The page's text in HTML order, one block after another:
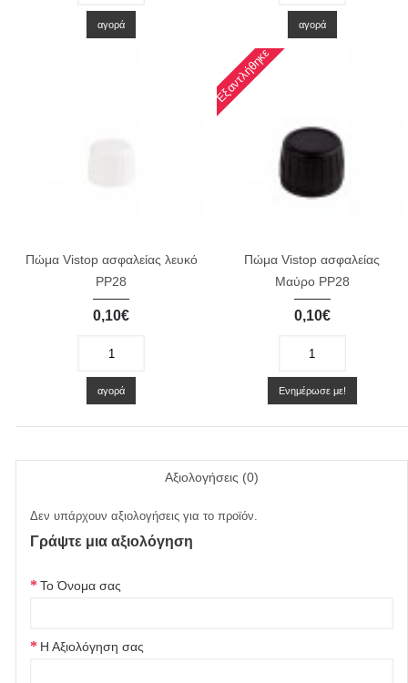
αγορά αγορά
Πώμα Vistop ασφαλείας λευκό
PP28
0,10€
αγορά
Εξαντλήθηκε
Πώμα Vistop ασφαλείας
Μαύρο PP28
0,10€
Ενημέρωσε με!
Αξιολογήσεις (0)
Δεν υπάρχουν αξιολογήσεις για το προϊόν.
Γράψτε μια αξιολόγηση
Το Όνομα σας
Η Αξιολόγηση σας